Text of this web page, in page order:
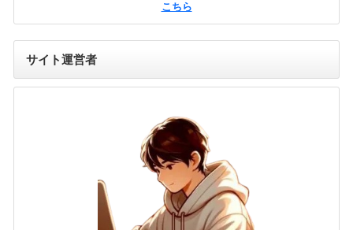
こちら
サイト運営者